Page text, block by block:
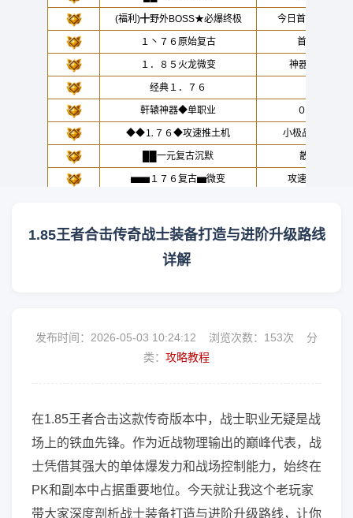
1.85王者合击传奇战士装备打造与进阶升级路线
详解
发布时间：2026-05-03 10:24:12 浏览次数： 153次 分
类： 攻略教程
在1.85王者合击这款传奇版本中，战士职业无疑是战
场上的铁血先锋。作为近战物理输出的巅峰代表，战
士凭借其强大的单体爆发力和战场控制能力，始终在
PK和副本中占据重要地位。今天就让我这个老玩家
带大家深度剖析战士装备打造与进阶升级路线，让你